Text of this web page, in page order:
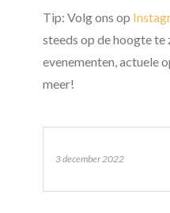
Tip: Volg ons op
steeds op de hoogte te
evenementen, actuele
meer!
3 december 2022